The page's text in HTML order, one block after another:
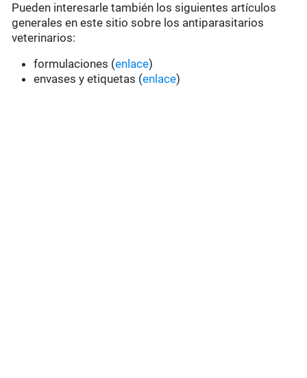
Pueden interesarle también los siguientes artículos
generales en este sitio sobre los antiparasitarios
veterinarios:
formulaciones (enlace)
envases y etiquetas (enlace)